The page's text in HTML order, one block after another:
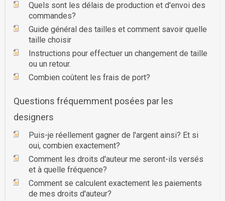
Quels sont les délais de production et d'envoi des
commandes?
Guide général des tailles et comment savoir quelle
taille choisir
Instructions pour effectuer un changement de taille
ou un retour.
Combien coûtent les frais de port?
Questions fréquemment posées par les
designers
Puis-je réellement gagner de l'argent ainsi? Et si
oui, combien exactement?
Comment les droits d'auteur me seront-ils versés
et à quelle fréquence?
Comment se calculent exactement les paiements
de mes droits d'auteur?